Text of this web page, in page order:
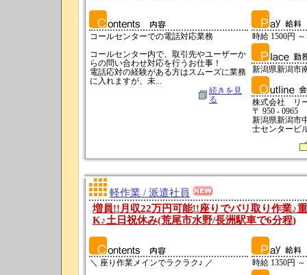
コールセンターでの電話対応業務
コールセンター内で、取引先やユーザーか
らの問い合わせ対応を行うお仕事！
電話応対の経験がある方はスムーズに業務
に入れますが、未...
続きを見
る
時給 1500円 ～
新潟県新潟市
株式会社 リ
〒 950 - 0965
新潟県新潟市
士センター
軽作業 / 派遣社員
増員!!月収22万円可能!!座りでバリ取り作業♪
K♪土日祝休み(荒尾市水野/長洲駅車で6分程)
＼ 座り作業メインでラクラク♪ ／ 時給 1350円